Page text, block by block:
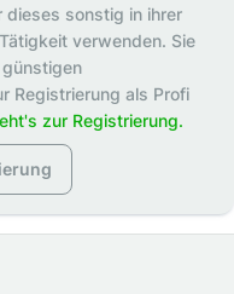
dieses sonstig in ihrer
verwenden. Sie
günstigen
Registrierung als Profi
zur Registrierung.